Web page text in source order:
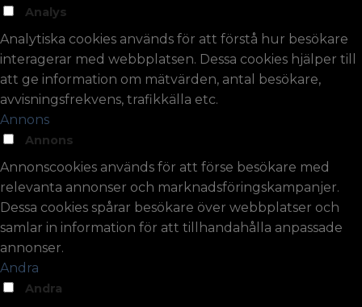
Analys
Analytiska cookies används för att förstå hur besökare
interagerar med webbplatsen. Dessa cookies hjälper till
att ge information om mätvärden, antal besökare,
avvisningsfrekvens, trafikkälla etc.
Annons
Annons
Annonscookies används för att förse besökare med
relevanta annonser och marknadsföringskampanjer.
Dessa cookies spårar besökare över webbplatser och
samlar in information för att tillhandahålla anpassade
annonser.
Andra
Andra